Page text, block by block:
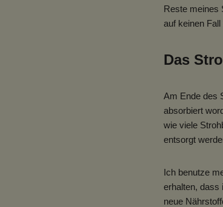
Reste meines
auf keinen Fall
Das
Am Ende des
absorbiert
wie viele
entsorgt
Ich benutze
erhalten, dass
neue